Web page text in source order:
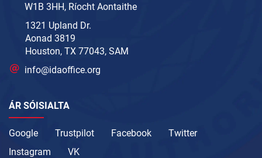
W1B 3HH, Ríocht Aontaithe
1321 Upland Dr.
Aonad 3819
Houston, TX 77043, SAM
info@idaoffice.org
ÁR SÓISIALTA
Google Trustpilot Facebook
Twitter
Instagram
VK